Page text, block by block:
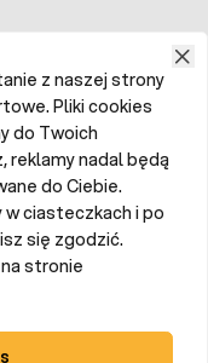
z naszej strony
Pliki cookies
do Twoich
reklamy nadal będą
do Ciebie.
w ciasteczkach i po
się zgodzić.
stronie